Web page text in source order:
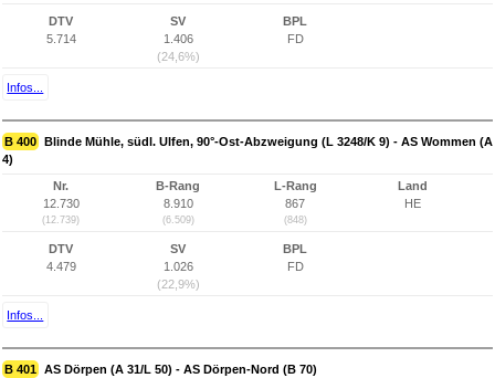
DTV
5.714
SV
1.406
(24,6%)
BPL
FD
Infos...
B 400 Blinde Mühle, südl. Ulfen, 90°-Ost-Abzweigung (L 3248/K 9) - AS Wommen (A
4)
Nr.
12.730
(12.739)
B-Rang
8.910
(6.509)
L-Rang
867
(848)
Land
HE
DTV
4.479
SV
1.026
(22,9%)
BPL
FD
Infos...
B 401 AS Dörpen (A 31/L 50) - AS Dörpen-Nord (B 70)